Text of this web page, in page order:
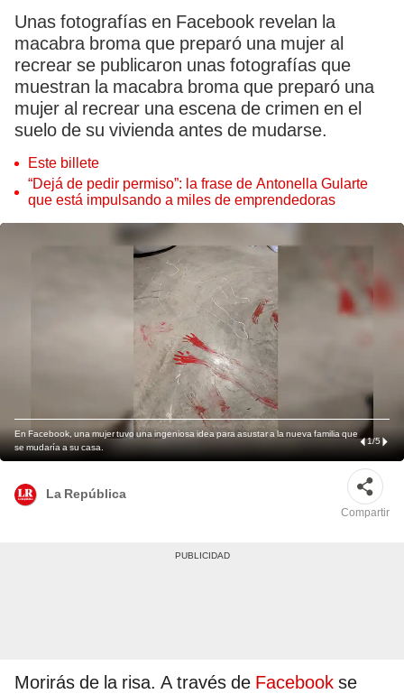
Unas fotografías en Facebook revelan la
macabra broma que preparó una mujer al
recrear se publicaron unas fotografías que
muestran la macabra broma que preparó una
mujer al recrear una escena de crimen en el
suelo de su vivienda antes de mudarse.
Este billete
“Dejá de pedir permiso”: la frase de Antonella Gularte
que está impulsando a miles de emprendedoras
En Facebook, una mujer tuvo una ingeniosa idea para asustar a la nueva familia que
se mudaría a su casa.
1/5
La República
Compartir
Morirás de la risa. A través de Facebook se